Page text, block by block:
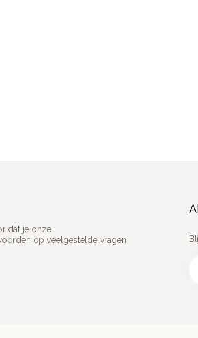
dat je onze
op veelgestelde vragen